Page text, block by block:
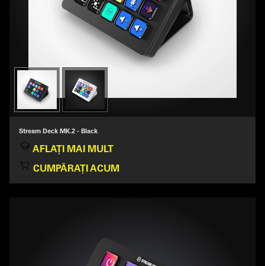
Stream Deck MK.2 - Black
AFLAȚI MAI MULT
CUMPĂRAȚI ACUM